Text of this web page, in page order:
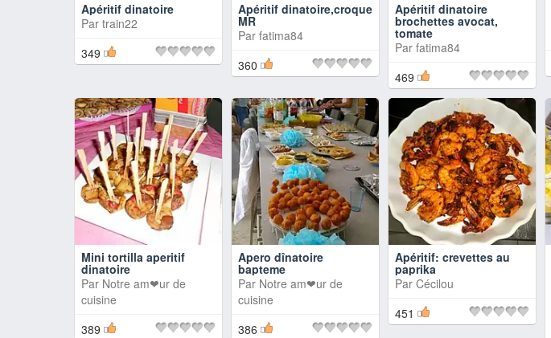
Apéritif dinatoire
Par train22
349
Apéritif dinatoire,croque
MR
Par fatima84
360
Apéritif dinatoire
brochettes avocat,
tomate
Par fatima84
469
Mini tortilla aperitif
dinatoire
Par Notre am❤ur de
cuisine
389
Apero dînatoire
bapteme
Par Notre am❤ur de
cuisine
386
Apéritif: crevettes au
paprika
Par Cécilou
451